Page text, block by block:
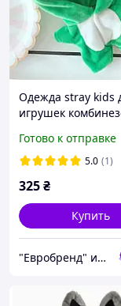
Одежда stray kids
игрушек
стрей кидс Феликс
чан син мин ли
Готово к отправке
5.0 (1)
325₴
Купить
"Евробренд" интернет-магазин